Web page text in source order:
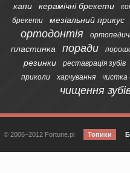
капи
керамічні брекети
брекети
мезіальний прикус
ортодонтія
пластинка поради
резинки реставрація зубів
приколи харчування чистка
чищення
© 2006–2012 Fortune.pl Топики